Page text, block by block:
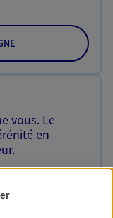
vous. Le
en